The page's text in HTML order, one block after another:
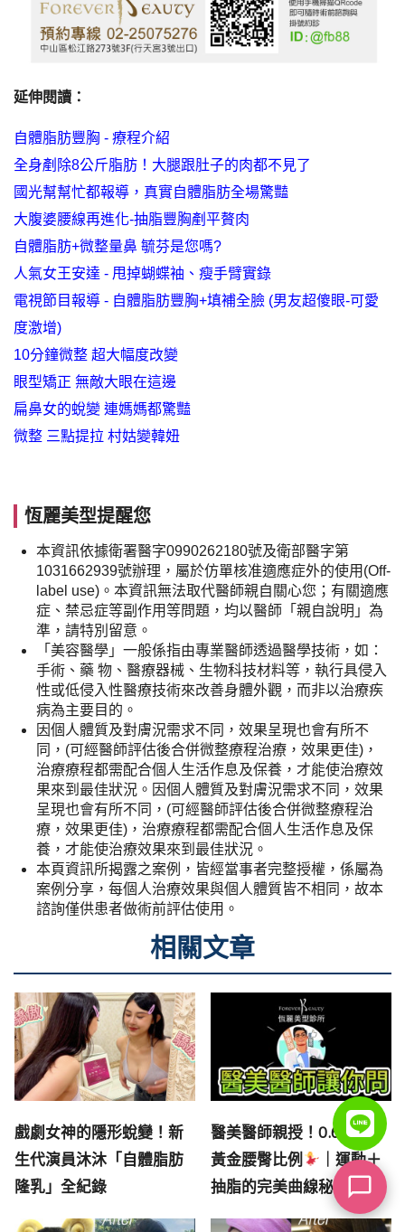
延伸閱讀：
自體脂肪豐胸 - 療程介紹
全身剷除8公斤脂肪！大腿跟肚子的肉都不見了
國光幫幫忙都報導，真實自體脂肪全場驚豔
大腹婆腰線再進化-抽脂豐胸剷平贅肉
自體脂肪+微整量鼻 毓芬是您嗎?
人氣女王安達 - 甩掉蝴蝶袖、瘦手臂實錄
電視節目報導 - 自體脂肪豐胸+填補全臉 (男友超傻眼-可愛
度激增)
10分鐘微整 超大幅度改變
眼型矯正 無敵大眼在這邊
扁鼻女的蛻變 連媽媽都驚豔
微整 三點提拉 村姑變韓妞
恆麗美型提醒您
本資訊依據衛署醫字0990262180號及衛部醫字第
1031662939號辦理，屬於仿單核准適應症外的使用(Off-
label use)。本資訊無法取代醫師親自關心您；有關適應
症、禁忌症等副作用等問題，均以醫師「親自說明」為
準，請特別留意。
「美容醫學」一般係指由專業醫師透過醫學技術，如：
手術、藥 物、醫療器械、生物科技材料等，執行具侵入
性或低侵入性醫療技術來改善身體外觀，而非以治療疾
病為主要目的。
因個人體質及對膚況需求不同，效果呈現也會有所不
同，(可經醫師評估後合併微整療程治療，效果更佳)，
治療療程都需配合個人生活作息及保養，才能使治療效
果來到最佳狀況。因個人體質及對膚況需求不同，效果
呈現也會有所不同，(可經醫師評估後合併微整療程治
療，效果更佳)，治療療程都需配合個人生活作息及保
養，才能使治療效果來到最佳狀況。
本頁資訊所揭露之案例，皆經當事者完整授權，係屬為
案例分享，每個人治療效果與個人體質皆不相同，故本
諮詢僅供患者做術前評估使用。
相關文章
戲劇女神的隱形蛻變！新
生代演員沐沐「自體脂肪
隆乳」全紀錄
醫美醫師親授！0.6～0.8
黃金腰臀比例
｜運動＋
抽脂的完美曲線秘訣